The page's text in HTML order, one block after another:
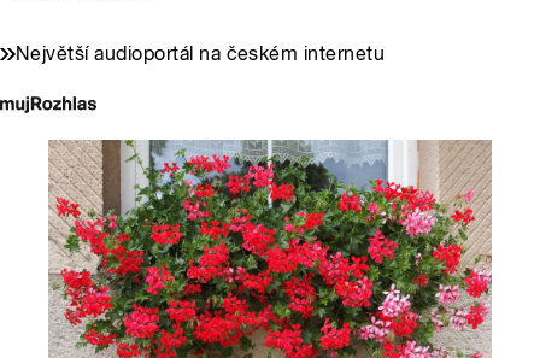
Největší audioportál na českém internetu